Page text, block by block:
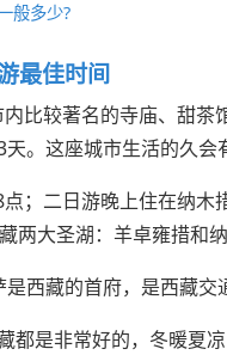
般多少?
最佳时间
比较著名的寺庙、甜
。这座城市生活的久会
；二日游晚上住在纳
两大圣湖：羊卓雍措和
西藏的首府，是西藏交
都是非常好的，冬暖夏